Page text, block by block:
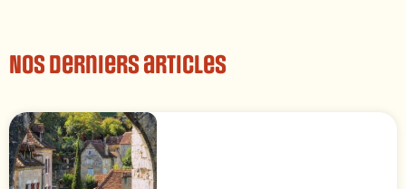
Nos derniers articles